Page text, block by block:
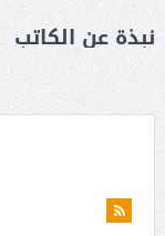
نبذة عن الكاتب